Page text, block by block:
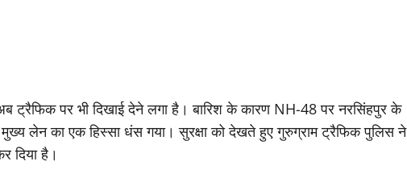
ट्रैफिक पर भी दिखाई देने लगा है। बारिश के कारण NH-48 पर नरसिंहपुर के
लेन का एक हिस्सा धंस गया। सुरक्षा को देखते हुए गुरुग्राम ट्रैफिक पुलिस ने
दिया है।